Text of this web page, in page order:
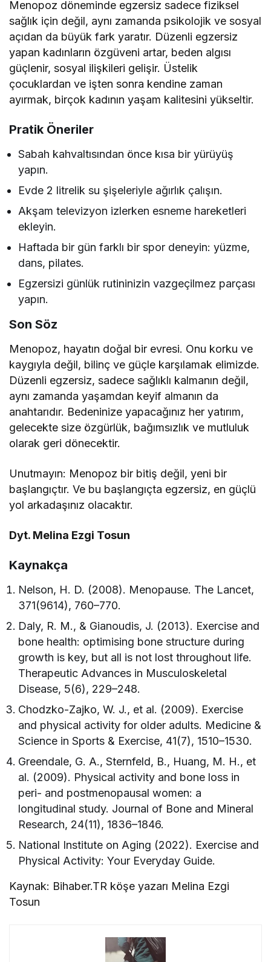
Menopoz döneminde egzersiz sadece fiziksel
sağlık için değil, aynı zamanda psikolojik ve sosyal
açıdan da büyük fark yaratır. Düzenli egzersiz
yapan kadınların özgüveni artar, beden algısı
güçlenir, sosyal ilişkileri gelişir. Üstelik
çocuklardan ve işten sonra kendine zaman
ayırmak, birçok kadının yaşam kalitesini yükseltir.
Pratik Öneriler
Sabah kahvaltısından önce kısa bir yürüyüş
yapın.
Evde 2 litrelik su şişeleriyle ağırlık çalışın.
Akşam televizyon izlerken esneme hareketleri
ekleyin.
Haftada bir gün farklı bir spor deneyin: yüzme,
dans, pilates.
Egzersizi günlük rutininizin vazgeçilmez parçası
yapın.
Son Söz
Menopoz, hayatın doğal bir evresi. Onu korku ve
kaygıyla değil, bilinç ve güçle karşılamak elimizde.
Düzenli egzersiz, sadece sağlıklı kalmanın değil,
aynı zamanda yaşamdan keyif almanın da
anahtarıdır. Bedeninize yapacağınız her yatırım,
gelecekte size özgürlük, bağımsızlık ve mutluluk
olarak geri dönecektir.
Unutmayın: Menopoz bir bitiş değil, yeni bir
başlangıçtır. Ve bu başlangıçta egzersiz, en güçlü
yol arkadaşınız olacaktır.
Dyt. Melina Ezgi Tosun
Kaynakça
Nelson, H. D. (2008). Menopause. The Lancet,
371(9614), 760–770.
Daly, R. M., & Gianoudis, J. (2013). Exercise and
bone health: optimising bone structure during
growth is key, but all is not lost throughout life.
Therapeutic Advances in Musculoskeletal
Disease, 5(6), 229–248.
Chodzko-Zajko, W. J., et al. (2009). Exercise
and physical activity for older adults. Medicine &
Science in Sports & Exercise, 41(7), 1510–1530.
Greendale, G. A., Sternfeld, B., Huang, M. H., et
al. (2009). Physical activity and bone loss in
peri- and postmenopausal women: a
longitudinal study. Journal of Bone and Mineral
Research, 24(11), 1836–1846.
National Institute on Aging (2022). Exercise and
Physical Activity: Your Everyday Guide.
Kaynak: Bihaber.TR köşe yazarı Melina Ezgi
Tosun